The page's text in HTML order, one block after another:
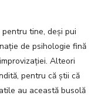
tine, deși pui
de psihologie fină
Alteori
pentru că știi că
au această busolă